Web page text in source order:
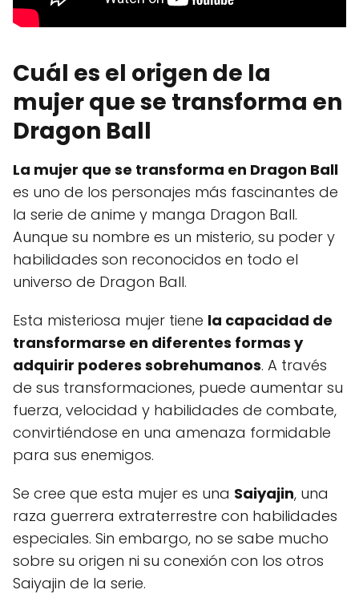
Cuál es el origen de la
mujer que se transforma en
Dragon Ball
La mujer que se transforma en Dragon Ball
es uno de los personajes más fascinantes de
la serie de anime y manga Dragon Ball.
Aunque su nombre es un misterio, su poder y
habilidades son reconocidos en todo el
universo de Dragon Ball.
Esta misteriosa mujer tiene la capacidad de
transformarse en diferentes formas y
adquirir poderes sobrehumanos. A través
de sus transformaciones, puede aumentar su
fuerza, velocidad y habilidades de combate,
convirtiéndose en una amenaza formidable
para sus enemigos.
Se cree que esta mujer es una Saiyajin, una
raza guerrera extraterrestre con habilidades
especiales. Sin embargo, no se sabe mucho
sobre su origen ni su conexión con los otros
Saiyajin de la serie.